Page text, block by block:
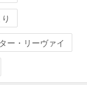
ー・リーヴァイ